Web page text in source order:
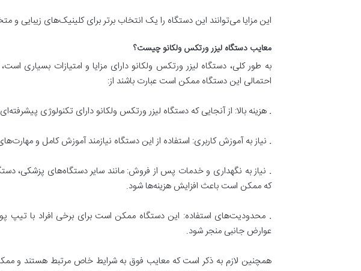
این مزایا می‌توانند این دستگاه را یک انتخاب برتر برای کلینیک‌های زیبایی
معایب دستگاه لیزر ورتکس ولکانو چیست؟
به طور کلی، دستگاه لیزر ورتکس ولکانو دارای مزایا و امتیازات بسیاری
احتمالی این دستگاه ممکن است عبارت باشند از:
. هزینه بالا: از آنجایی که دستگاه لیزر ورتکس ولکانو دارای تکنولوژی
. نیاز به آموزش کاربری: استفاده از این دستگاه نیازمند آموزش کامل و
. نیاز به نگهداری و خدمات پس از فروش: مانند سایر دستگاه‌های پزشکی،
که ممکن است باعث افزایش هزینه‌ها شود.
. محدودیت‌های استفاده: این دستگاه ممکن است برای برخی افراد با
عوارض جانبی منجر شود.
همچنین لازم به ذکر است که معایب فوق به شرایط خاص مرتبط هستند و